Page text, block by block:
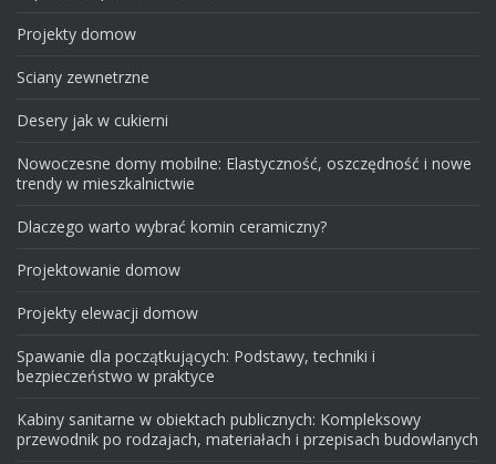
Projekty domow
Sciany zewnetrzne
Desery jak w cukierni
Nowoczesne domy mobilne: Elastyczność, oszczędność i nowe
trendy w mieszkalnictwie
Dlaczego warto wybrać komin ceramiczny?
Projektowanie domow
Projekty elewacji domow
Spawanie dla początkujących: Podstawy, techniki i
bezpieczeństwo w praktyce
Kabiny sanitarne w obiektach publicznych: Kompleksowy
przewodnik po rodzajach, materiałach i przepisach budowlanych